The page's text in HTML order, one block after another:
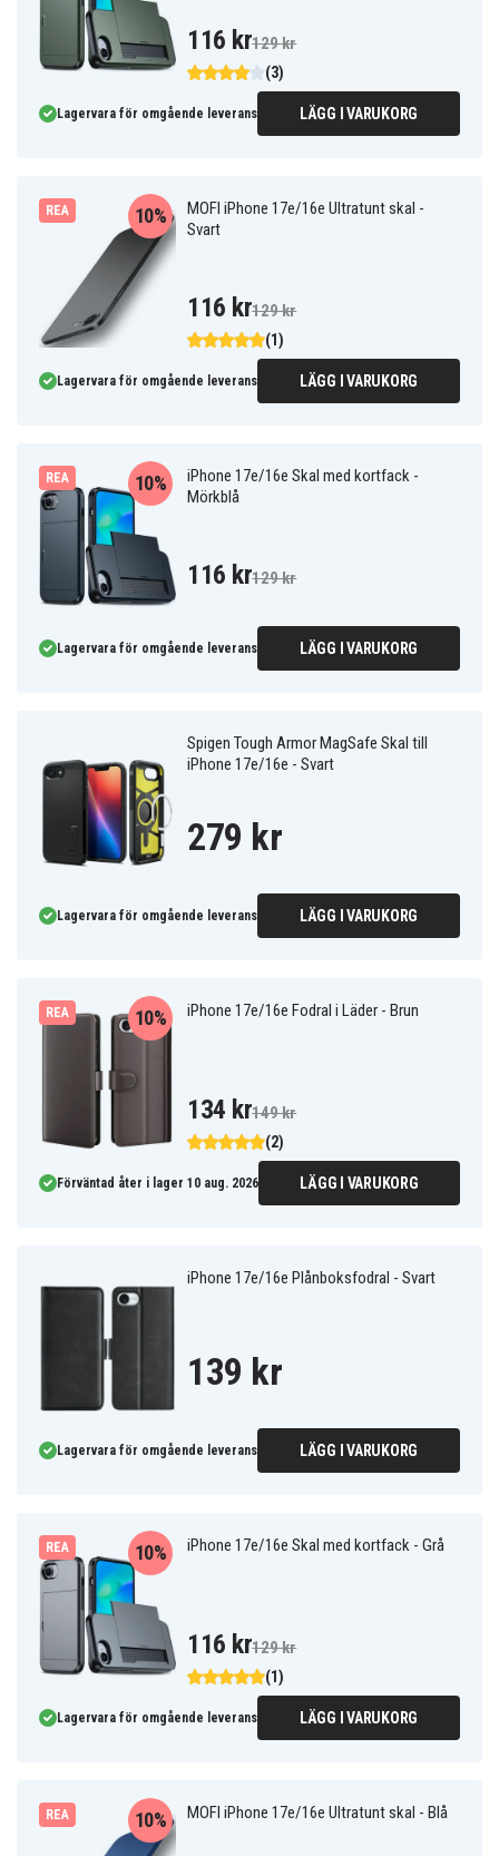
(3)
116 kr129 kr
Lagervara för omgående leverans LÄGG I VARUKORG
REA
MOFI iPhone 17e/16e Ultratunt skal -
Svart
(1)
10%
116 kr129 kr
Lagervara för omgående leverans LÄGG I VARUKORG
REA
iPhone 17e/16e Skal med kortfack -
Mörkblå
10%
116 kr129 kr
Lagervara för omgående leverans LÄGG I VARUKORG
Spigen Tough Armor MagSafe Skal till
iPhone 17e/16e - Svart
279 kr
Lagervara för omgående leverans LÄGG I VARUKORG
REA iPhone 17e/16e Fodral i Läder - Brun
(2)
10%
134 kr149 kr
Förväntad åter i lager 10 aug. 2026 LÄGG I VARUKORG
iPhone 17e/16e Plånboksfodral - Svart
139 kr
Lagervara för omgående leverans LÄGG I VARUKORG
REA iPhone 17e/16e Skal med kortfack - Grå
(1)
10%
116 kr129 kr
Lagervara för omgående leverans LÄGG I VARUKORG
REA MOFI iPhone 17e/16e Ultratunt skal - Blå
10%